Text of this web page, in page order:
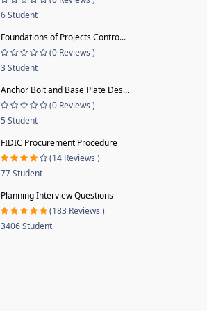
6 Student
Foundations of Projects Contro...
(0 Reviews )
3 Student
Anchor Bolt and Base Plate Des...
(0 Reviews )
5 Student
FIDIC Procurement Procedure
(14 Reviews )
77 Student
Planning Interview Questions
(183 Reviews )
3406 Student